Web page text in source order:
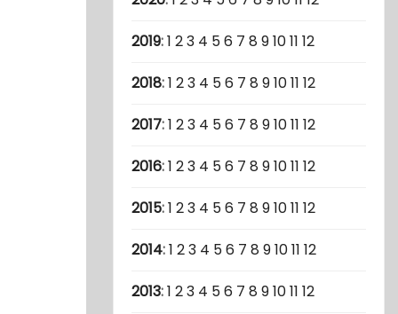
2019:1 23 4 56 7 8 91011 12
2018:1 23 4 56 7 8 91011 12
2017:1 23 4 56 7 8 91011 12
2016:1 23 4 56 7 8 91011 12
2015:1 23 4 56 7 8 91011 12
2014:1 23 4 56 7 8 91011 12
2013:1 23 4 56 7 8 91011 12